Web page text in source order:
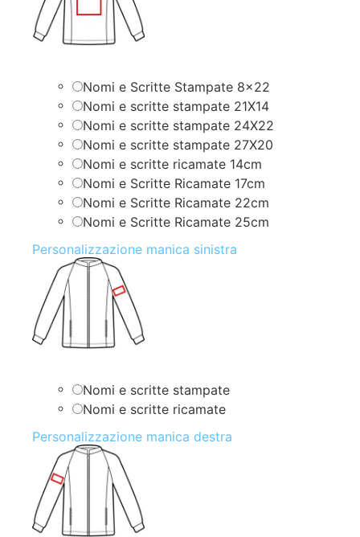
Nomi e Scritte Stampate 8×22
Nomi e scritte stampate 21X14
Nomi e scritte stampate 24X22
Nomi e scritte stampate 27X20
Nomi e scritte ricamate 14cm
Nomi e Scritte Ricamate 17cm
Nomi e Scritte Ricamate 22cm
Nomi e Scritte Ricamate 25cm
Personalizzazione manica sinistra
Nomi e scritte stampate
Nomi e scritte ricamate
Personalizzazione manica destra